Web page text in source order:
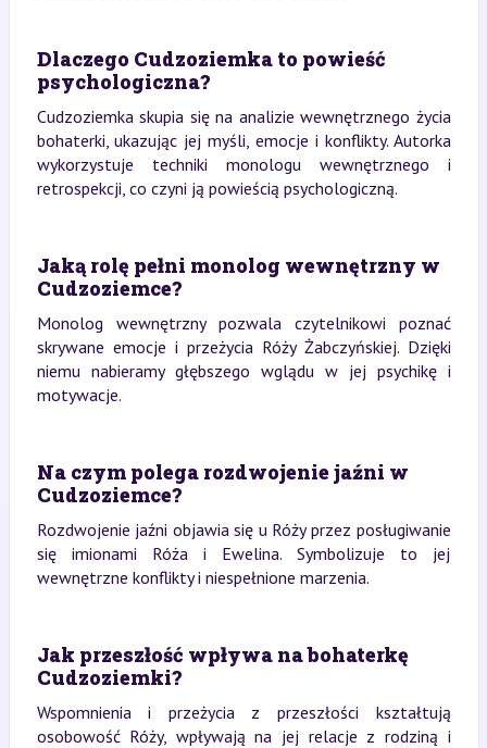
Dlaczego Cudzoziemka to powieść
psychologiczna?
Cudzoziemka skupia się na analizie wewnętrznego życia
bohaterki, ukazując jej myśli, emocje i konflikty. Autorka
wykorzystuje techniki monologu wewnętrznego i
retrospekcji, co czyni ją powieścią psychologiczną.
Jaką rolę pełni monolog wewnętrzny w
Cudzoziemce?
Monolog wewnętrzny pozwala czytelnikowi poznać
skrywane emocje i przeżycia Róży Żabczyńskiej. Dzięki
niemu nabieramy głębszego wglądu w jej psychikę i
motywacje.
Na czym polega rozdwojenie jaźni w
Cudzoziemce?
Rozdwojenie jaźni objawia się u Róży przez posługiwanie
się imionami Róża i Ewelina. Symbolizuje to jej
wewnętrzne konflikty i niespełnione marzenia.
Jak przeszłość wpływa na bohaterkę
Cudzoziemki?
Wspomnienia i przeżycia z przeszłości kształtują
osobowość Róży, wpływają na jej relacje z rodziną i